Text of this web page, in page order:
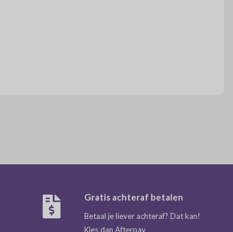
Gratis achteraf betalen
Betaal je liever achteraf? Dat kan!
Kies dan Afterpay